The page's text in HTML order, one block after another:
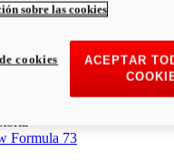
Formula 73
sobre las cookies
ACEPTAR
cookies